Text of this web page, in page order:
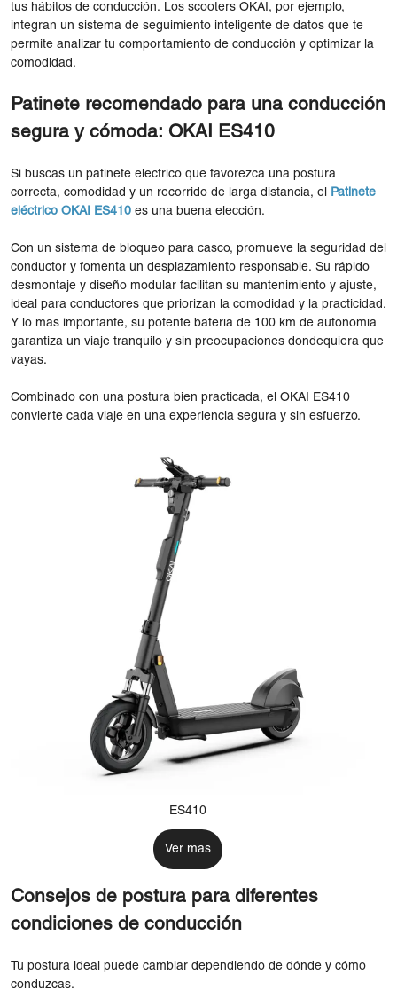
tus hábitos de conducción. Los scooters OKAI, por ejemplo,
integran un sistema de seguimiento inteligente de datos que te
permite analizar tu comportamiento de conducción y optimizar la
comodidad.
Patinete recomendado para una conducción
segura y cómoda: OKAI ES410
Si buscas un patinete eléctrico que favorezca una postura
correcta, comodidad y un recorrido de larga distancia, el
Patinete
eléctrico OKAI ES410 es una buena elección.
Con un sistema de bloqueo para casco, promueve la seguridad del
conductor y fomenta un desplazamiento responsable. Su rápido
desmontaje y diseño modular facilitan su mantenimiento y ajuste,
ideal para conductores que priorizan la comodidad y la practicidad.
Y lo más importante, su potente batería de 100 km de autonomía
garantiza un viaje tranquilo y sin preocupaciones dondequiera que
vayas.
Combinado con una postura bien practicada, el OKAI ES410
convierte cada viaje en una experiencia segura y sin esfuerzo.
ES410
Ver más
Consejos de postura para diferentes
condiciones de conducción
Tu postura ideal puede cambiar dependiendo de dónde y cómo
conduzcas.